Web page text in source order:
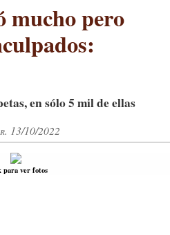
mucho pero
en sólo 5 mil de ellas
13/10/2022
para ver fotos